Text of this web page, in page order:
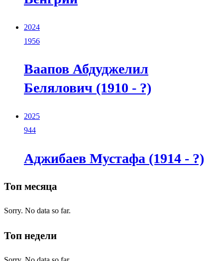
2024
1956
Ваапов Абдуджелил
Белялович (1910 - ?)
2025
944
Аджибаев Мустафа (1914 - ?)
Топ месяца
Sorry. No data so far.
Топ недели